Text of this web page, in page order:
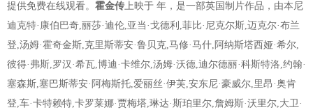
提供免费在线观看。 霍金传上映于 年，是一部英国制片作品，由本尼
迪克特·康伯巴奇,丽莎·迪伦,亚当·戈德利,菲比·尼克尔斯,迈克尔·布兰
登,汤姆·霍奇金斯,克里斯蒂安·鲁贝克,马修·马什,阿纳斯塔西娅·希尔,
彼得·弗斯,罗汉·希瓦,博迪·卡维尔,汤姆·沃德,迪尔德丽·科斯特洛,约翰·
塞森斯,塞巴斯蒂安·阿梅斯托,爱丽丝·伊芙,安东尼·豪威尔,里昂·奥肯
登,车·卡特赖特,卡罗莱娜·贾梅塔,琳达·斯珀里尔,詹姆斯·沃里尔,大卫·